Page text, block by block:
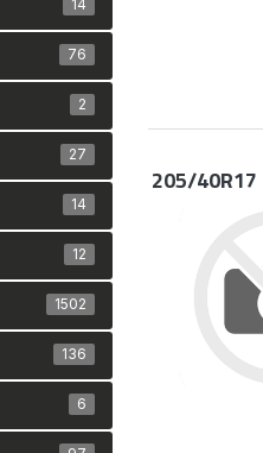
205/40R17
14
76
2
27
14
12
1502
136
6